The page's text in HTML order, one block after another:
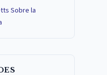
Sobre la